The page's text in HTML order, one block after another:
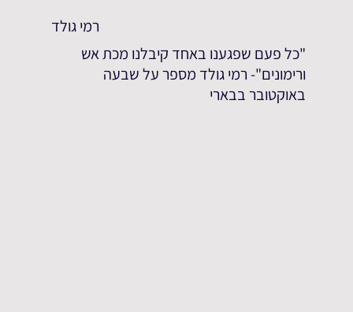
רמי גולד
"כל פעם שפגענו באחד קיבלנו מכת אש
ורימונים"- רמי גולד מספר על שבעה
באוקטובר בבארי